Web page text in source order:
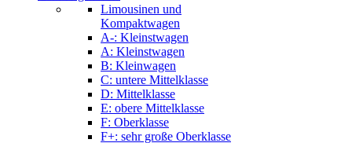
Limousinen und
Kompaktwagen
A-: Kleinstwagen
A: Kleinstwagen
B: Kleinwagen
C: untere Mittelklasse
D: Mittelklasse
E: obere Mittelklasse
F: Oberklasse
F+: sehr große Oberklasse